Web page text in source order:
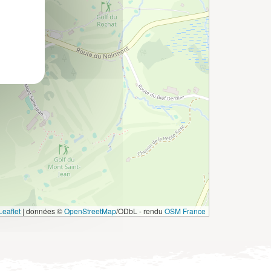
| données ©OpenStreetMap/ODbL - rendu OSM France